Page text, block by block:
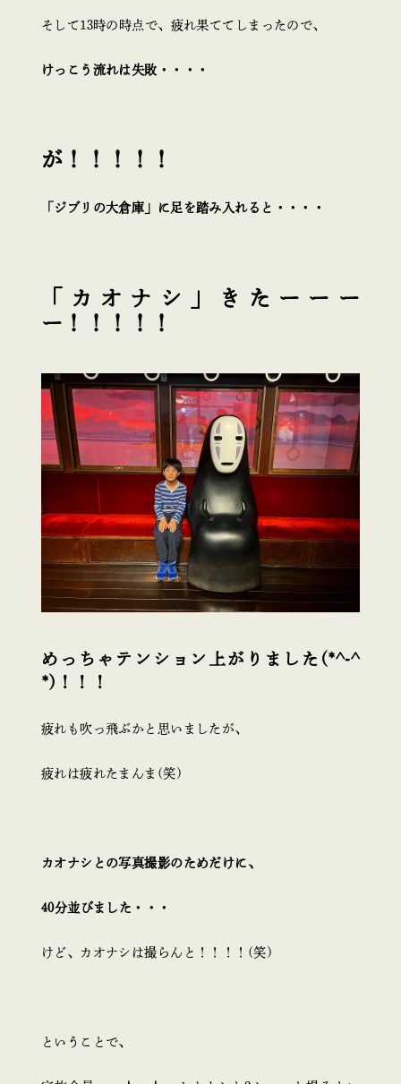
そして13時の時点で、疲れ果ててしまったので、
けっこう流れは失敗・・・・
が！！！！！
「ジブリの大倉庫」に足を踏み入れると・・・・
「カオナシ」きたーーー
ー！！！！！
めっちゃテンション上がりました(*^-^
*)！！！
疲れも吹っ飛ぶかと思いましたが、
疲れは疲れたまんま(笑)
カオナシとの写真撮影のためだけに、
40分並びました・・・
けど、カオナシは撮らんと！！！！(笑)
ということで、